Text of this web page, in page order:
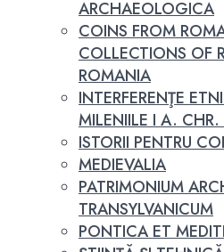
ARCHAEOLOGICA
COINS FROM
COLLECTIONS OF
ROMANIA
INTERFERENŢE
MILENIILE I A.
ISTORII PENTRU
MEDIEVALIA
PATRIMONIUM
TRANSYLVANICUM
PONTICA ET